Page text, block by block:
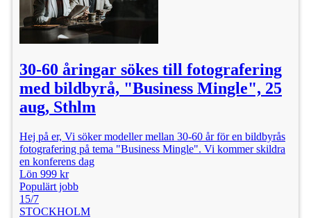
30-60 åringar sökes till fotografering
med bildbyrå, "Business Mingle", 25
aug, Sthlm
Hej på er, Vi söker modeller mellan 30-60 år för en bildbyrås
fotografering på tema "Business Mingle". Vi kommer skildra
en konferens dag
Lön 999 kr
Populärt jobb
15/7
STOCKHOLM